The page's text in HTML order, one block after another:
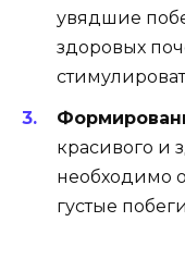
увядшие
здоровых
красивого и
необходимо
густые